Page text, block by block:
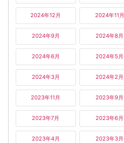
2024年12月 2024年11月
2024年9月 2024年8月
2024年6月 2024年5月
2024年3月 2024年2月
2023年11月 2023年9月
2023年7月 2023年6月
2023年4月 2023年3月